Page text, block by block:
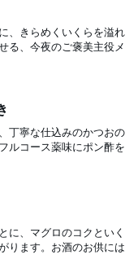
、きらめくいくらを溢れ
る、今夜のご褒美主役メ
丁寧な仕込みのかつおの
ルコース薬味にポン酢を
に、マグロのコクといく
ります。お酒のお供には